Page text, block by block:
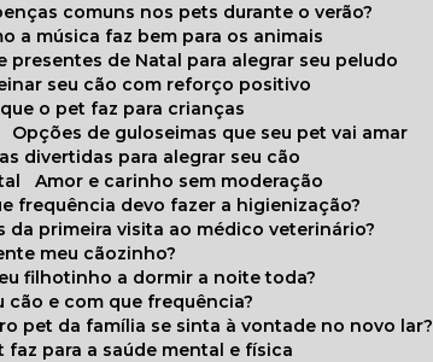
comuns nos pets durante o verão?
a música faz bem para os animais
presentes de Natal para alegrar seu peludo
seu cão com reforço positivo
que o pet faz para crianças
Opções de guloseimas que seu pet vai amar
divertidas para alegrar seu cão
Amor e carinho sem moderação
frequência devo fazer a higienização?
da primeira visita ao médico veterinário?
meu cãozinho?
filhotinho a dormir a noite toda?
cão e com que frequência?
pet da família se sinta à vontade no novo lar?
faz para a saúde mental e física